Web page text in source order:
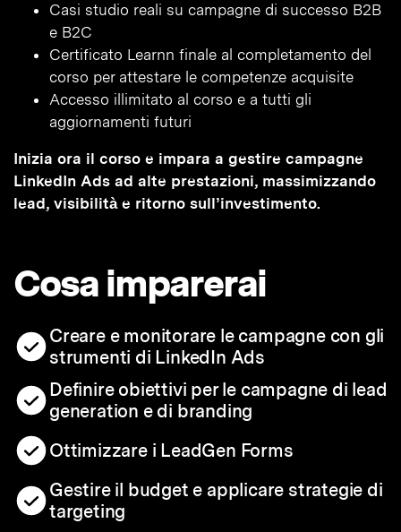
Casi studio reali su campagne di successo B2B
e B2C
Certificato Learnn finale al completamento del
corso per attestare le competenze acquisite
Accesso illimitato al corso e a tutti gli
aggiornamenti futuri
Inizia ora il corso e impara a gestire campagne
LinkedIn Ads ad alte prestazioni, massimizzando
lead, visibilità e ritorno sull’investimento.
Cosa imparerai
Creare e monitorare le campagne con gli
strumenti di LinkedIn Ads
Definire obiettivi per le campagne di lead
generation e di branding
Ottimizzare i LeadGen Forms
Gestire il budget e applicare strategie di
targeting